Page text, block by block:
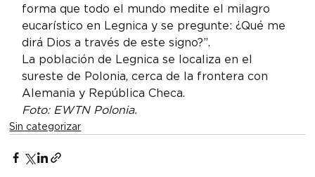
forma que todo el mundo medite el milagro
eucarístico en Legnica y se pregunte: ¿Qué me
dirá Dios a través de este signo?”.
La población de Legnica se localiza en el
sureste de Polonia, cerca de la frontera con
Alemania y República Checa.
Foto: EWTN Polonia.
Sin categorizar